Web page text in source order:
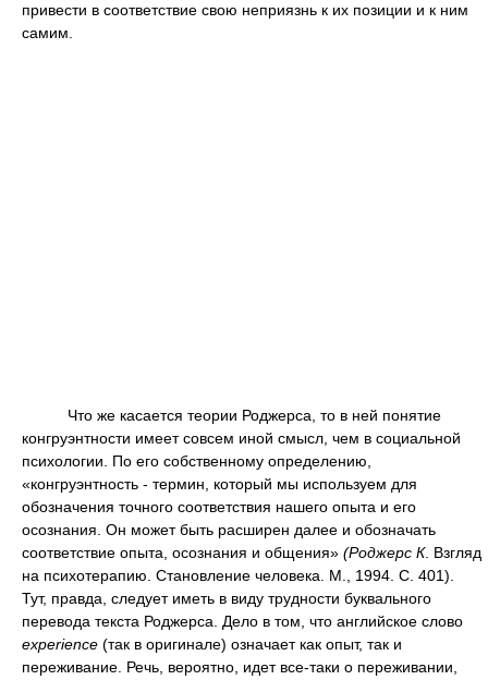
привести в соответствие свою неприязнь к их позиции и к ним
самим.
Что же касается теории Роджерса, то в ней понятие
конгруэнтности имеет совсем иной смысл, чем в социальной
психологии. По его собственному определению,
«конгруэнтность - термин, который мы используем для
обозначения точного соответствия нашего опыта и его
осознания. Он может быть расширен далее и обозначать
соответствие опыта, осознания и общения» (Роджерс К. Взгляд
на психотерапию. Становление человека. М., 1994. С. 401).
Тут, правда, следует иметь в виду трудности буквального
перевода текста Роджерса. Дело в том, что английское слово
experience (так в оригинале) означает как опыт, так и
переживание. Речь, вероятно, идет все-таки о переживании,